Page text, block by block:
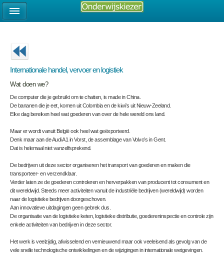
Internationale handel, vervoer en logistiek
Wat doen we?
De computer die je gebruikt om te chatten, is made in China.
De bananen die je eet, komen uit Colombia en de kiwi’s uit Nieuw-Zeeland.
Elke dag bereiken heel wat goederen van over de hele wereld ons land.
Maar er wordt vanuit België ook heel wat geëxporteerd.
Denk maar aan de Audi A1 in Vorst, de assemblage van Volvo’s in Gent.
Dat is helemaal niet vanzelfsprekend.
De bedrijven uit deze sector organiseren het transport van goederen en maken die
transporteer- en verzendklaar.
Verder laten ze de goederen controleren en herverpakken van producent tot consument en
dit wereldwijd. Steeds meer activiteiten vanuit de industriële bedrijven (wereldwijd) worden
naar de logistieke bedrijven doorgeschoven.
Aan innovatieve uitdagingen geen gebrek dus.
De organisatie van de logistieke keten, logistieke distributie, goedereninspectie en controle zijn
enkele activiteiten van bedrijven in deze sector.
Het werk is veelzijdig, afwisselend en vernieuwend maar ook veeleisend als gevolg van de
vele snelle technologische ontwikkelingen en de wijzigingen in internationale wetgevingen.